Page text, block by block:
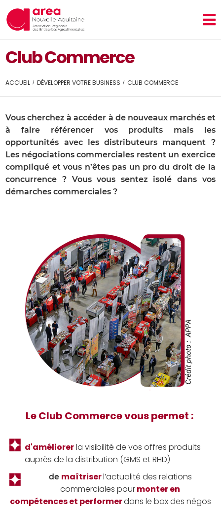
Club Commerce
ACCUEIL DÉVELOPPER VOTRE BUSINESS CLUB COMMERCE
Vous cherchez à accéder à de nouveaux marchés et
à faire référencer vos produits mais les
opportunités avec les distributeurs manquent ?
Les négociations commerciales restent un exercice
compliqué et vous n’êtes pas un pro du droit de la
concurrence ? Vous vous sentez isolé dans vos
démarches commerciales ?
Le Club Commerce vous permet :
d'améliorerla visibilité de vos offres produits
auprèsde la distribution (GMS et RHD)
de maîtriserl’actualité des relations
commerciales pourmonter en
compétenceset performerdans le box des négos